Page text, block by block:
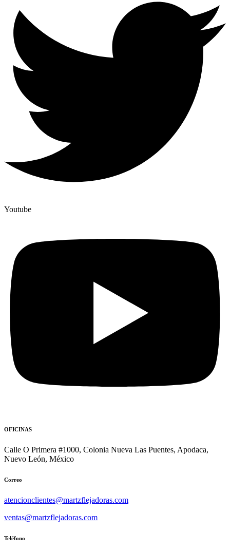
Youtube
OFICINAS
Calle O Primera #1000, Colonia Nueva Las Puentes, Apodaca,
Nuevo León, México
Correo
atencionclientes@martzflejadoras.com
ventas@martzflejadoras.com
Teléfono